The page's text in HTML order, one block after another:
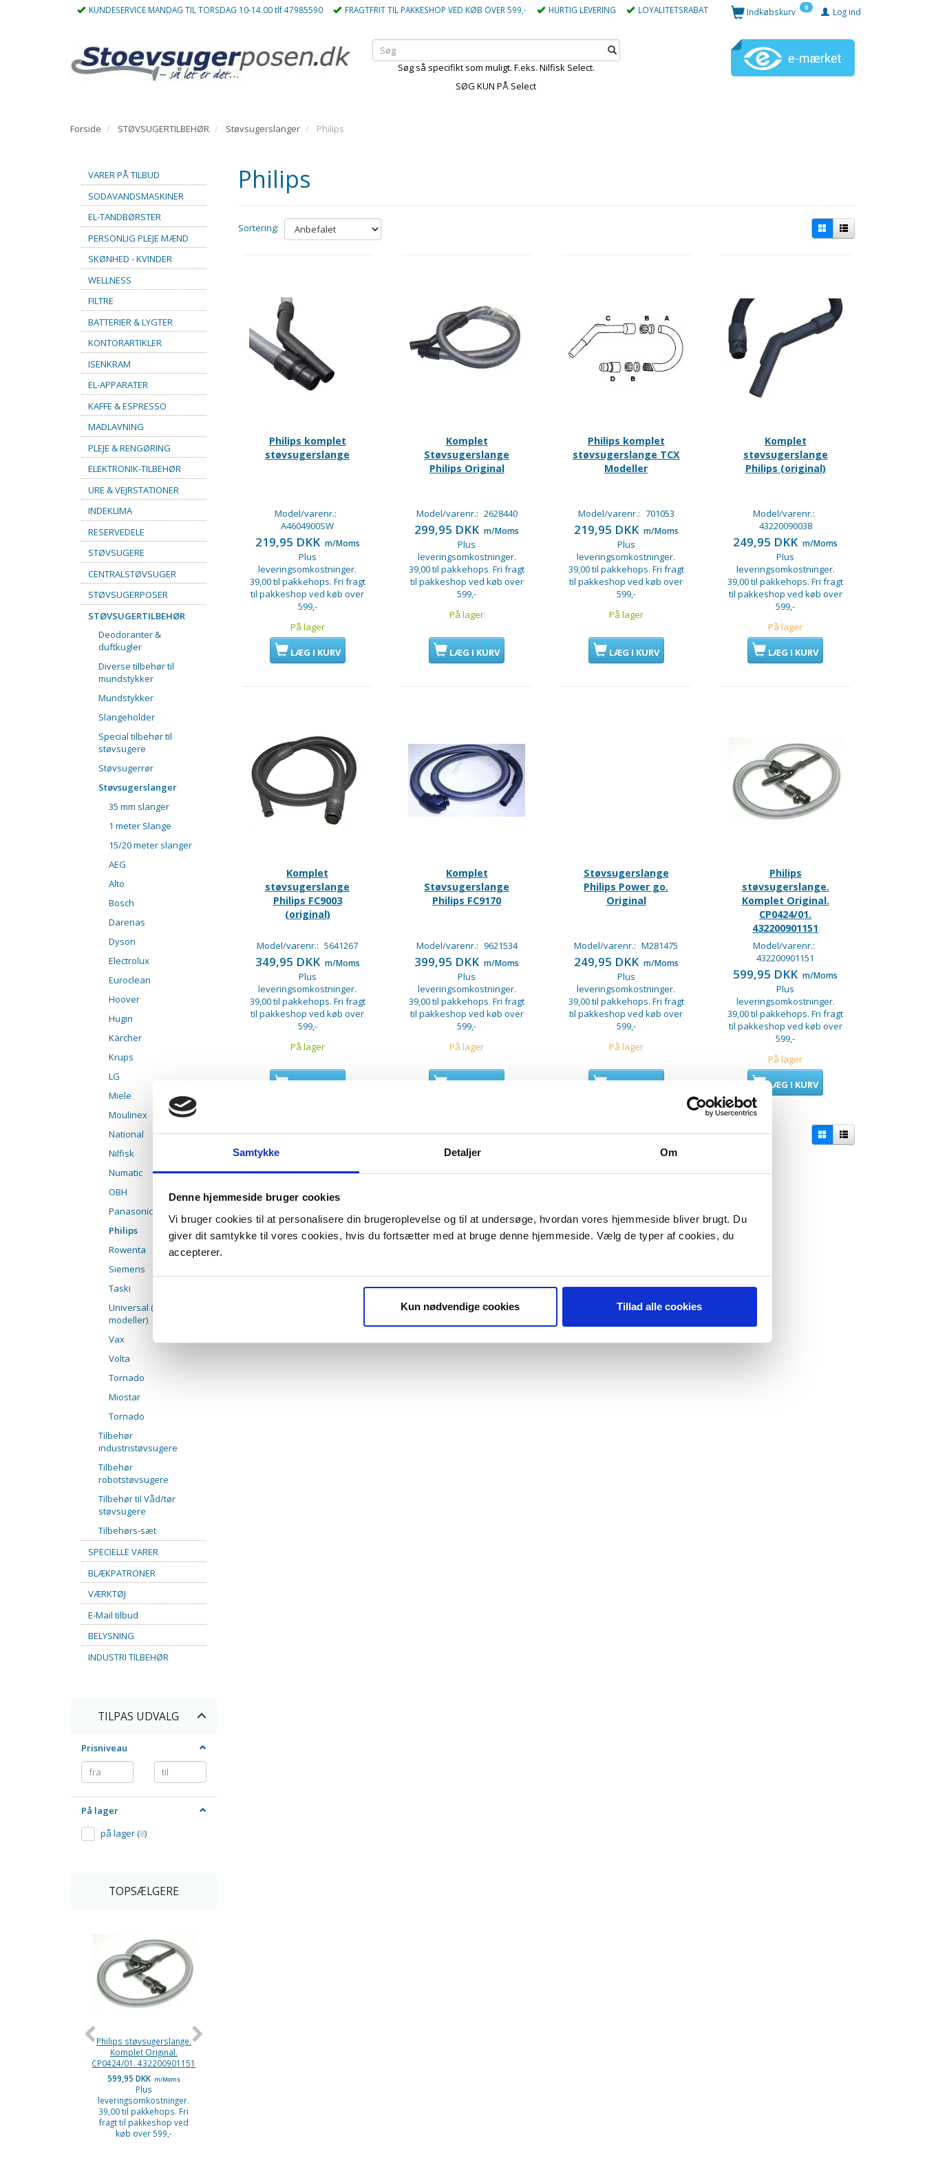
Samtykke Detaljer Om
Denne hjemmeside bruger cookies
Vi bruger cookies til at personalisere din brugeroplevelse og til at undersøge, hvordan vores hjemmeside bliver brugt. Du
giver dit samtykke til vores cookies, hvis du fortsætter med at bruge denne hjemmeside. Vælg de typer af cookies, du
accepterer.
Kun nødvendige cookies Tillad alle cookies
KUNDESERVICE MANDAG TIL TORSDAG 10-14.00 tlf 47985590 FRAGTFRIT TIL PAKKESHOP VED KØB OVER 599,- HURTIG LEVERING LOYALITETSRABAT Log ind
Indkøbskurv 0
Søg så specifikt som muligt. F.eks. Nilfisk Select.
SØG KUN PÅ Select
Forside STØVSUGERTILBEHØR Støvsugerslanger Philips
VARER PÅ TILBUD
SODAVANDSMASKINER
EL-TANDBØRSTER
PERSONLIG PLEJE MÆND
SKØNHED - KVINDER
WELLNESS
FILTRE
BATTERIER & LYGTER
KONTORARTIKLER
ISENKRAM
EL-APPARATER
KAFFE & ESPRESSO
MADLAVNING
PLEJE & RENGØRING
ELEKTRONIK-TILBEHØR
URE & VEJRSTATIONER
INDEKLIMA
RESERVEDELE
STØVSUGERE
CENTRALSTØVSUGER
STØVSUGERPOSER
STØVSUGERTILBEHØR
Deodoranter &
duftkugler
Diverse tilbehør til
mundstykker
Mundstykker
Slangeholder
Special tilbehør til
støvsugere
Støvsugerrør
Støvsugerslanger
35 mm slanger
1 meter Slange
15/20 meter slanger
AEG
Alto
Bosch
Darenas
Dyson
Electrolux
Euroclean
Hoover
Hugin
Kärcher
Krups
LG
Miele
Moulinex
National
Nilfisk
Numatic
OBH
Panasonic
Philips
Rowenta
Siemens
Taski
Universal (mange
modeller)
Vax
Volta
Tornado
Miostar
Tornado
Tilbehør
industristøvsugere
Tilbehør
robotstøvsugere
Tilbehør til Våd/tør
støvsugere
Tilbehørs-sæt
SPECIELLE VARER
BLÆKPATRONER
VÆRKTØJ
E-Mail tilbud
BELYSNING
INDUSTRI TILBEHØR
TILPAS UDVALG
Prisniveau
På lager
på lager(8)
TOPSÆLGERE
Philips støvsugerslange.
Komplet Original.
CP0424/01. 432200901151
599,95 DKK m/Moms
Plus
leveringsomkostninger.
39,00 til pakkehops. Fri
fragt til pakkeshop ved
køb over 599,-
Philips
Sortering:
Philips komplet
støvsugerslange
Model/varenr.:
A4604900SW
219,95 DKK m/Moms
Plus
leveringsomkostninger.
39,00 til pakkehops. Fri fragt
til pakkeshop ved køb over
599,-
På lager
LÆG I KURV
Komplet
Støvsugerslange
Philips Original
Model/varenr.: 2628440
299,95 DKK m/Moms
Plus
leveringsomkostninger.
39,00 til pakkehops. Fri fragt
til pakkeshop ved køb over
599,-
På lager
LÆG I KURV
Philips komplet
støvsugerslange TCX
Modeller
Model/varenr.: 701053
219,95 DKK m/Moms
Plus
leveringsomkostninger.
39,00 til pakkehops. Fri fragt
til pakkeshop ved køb over
599,-
På lager
LÆG I KURV
Komplet
støvsugerslange
Philips (original)
Model/varenr.:
43220090038
249,95 DKK m/Moms
Plus
leveringsomkostninger.
39,00 til pakkehops. Fri fragt
til pakkeshop ved køb over
599,-
På lager
LÆG I KURV
Komplet
støvsugerslange
Philips FC9003
(original)
Model/varenr.: 5641267
349,95 DKK m/Moms
Plus
leveringsomkostninger.
39,00 til pakkehops. Fri fragt
til pakkeshop ved køb over
599,-
På lager
LÆG I KURV
Komplet
Støvsugerslange
Philips FC9170
Model/varenr.: 9621534
399,95 DKK m/Moms
Plus
leveringsomkostninger.
39,00 til pakkehops. Fri fragt
til pakkeshop ved køb over
599,-
På lager
LÆG I KURV
Støvsugerslange
Philips Power go.
Original
Model/varenr.: M281475
249,95 DKK m/Moms
Plus
leveringsomkostninger.
39,00 til pakkehops. Fri fragt
til pakkeshop ved køb over
599,-
På lager
LÆG I KURV
Philips
støvsugerslange.
Komplet Original.
CP0424/01.
432200901151
Model/varenr.:
432200901151
599,95 DKK m/Moms
Plus
leveringsomkostninger.
39,00 til pakkehops. Fri fragt
til pakkeshop ved køb over
599,-
På lager
LÆG I KURV
Sortering: